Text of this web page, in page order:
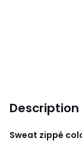
Sweat zippé